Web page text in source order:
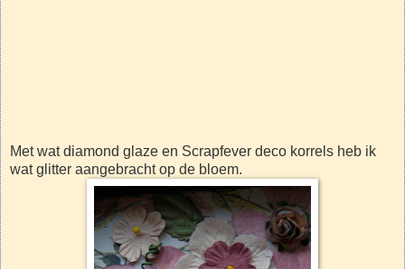
Met wat diamond glaze en Scrapfever deco korrels heb ik
wat glitter aangebracht op de bloem.